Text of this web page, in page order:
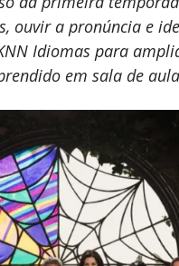
ouvir a pronúncia e
Idiomas para
em sala de